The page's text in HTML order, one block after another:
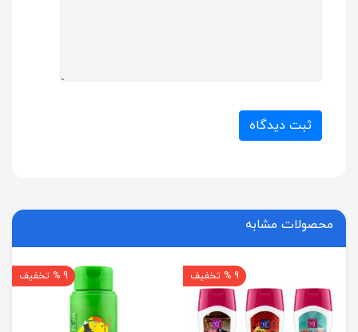
ثبت دیدگاه
محصولات مشابه
9 % تخفیف 9 % تخفیف